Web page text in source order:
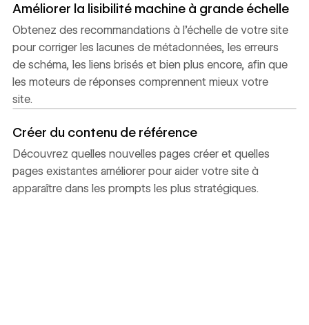
Améliorer la lisibilité machine à grande échelle
Obtenez des recommandations à l’échelle de votre site
pour corriger les lacunes de métadonnées, les erreurs
de schéma, les liens brisés et bien plus encore, afin que
les moteurs de réponses comprennent mieux votre
site.
Créer du contenu de référence
Découvrez quelles nouvelles pages créer et quelles
pages existantes améliorer pour aider votre site à
apparaître dans les prompts les plus stratégiques.